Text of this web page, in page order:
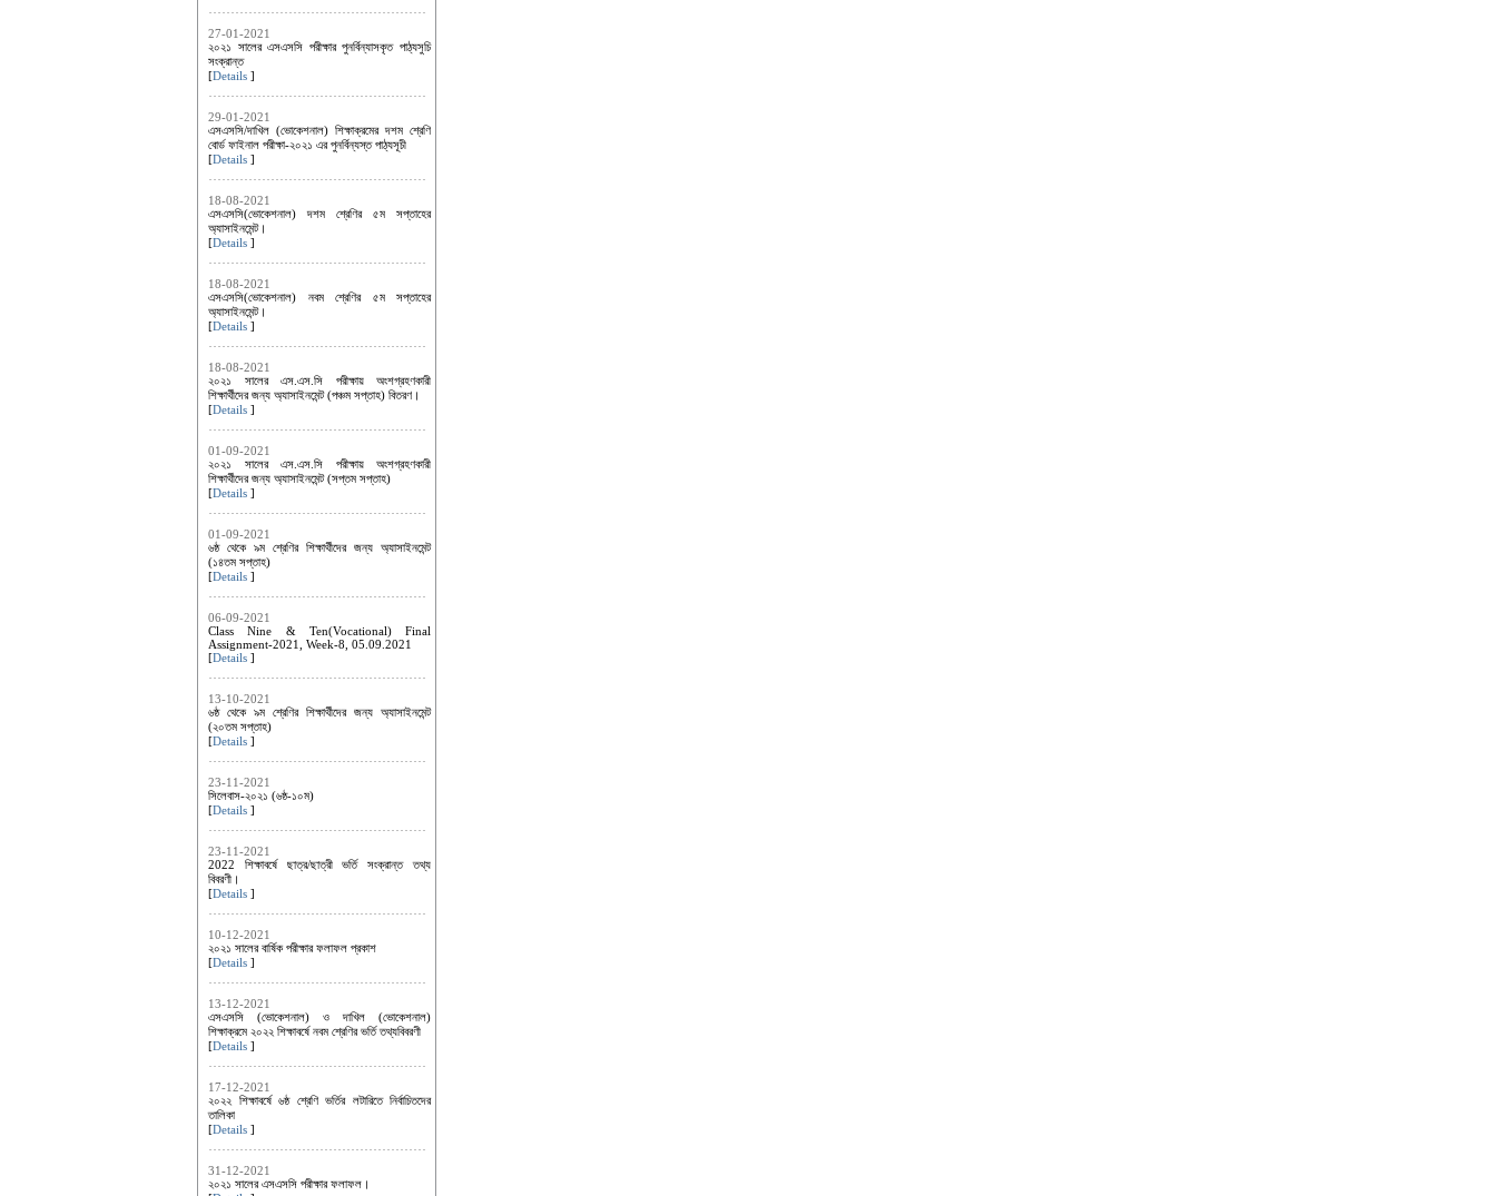
27-01-2021
২০২১ সালের এসএসসি পরীক্ষার পুনর্বিন্যাসকৃত পাঠ্যসুচি
সংক্রান্ত
[Details ]
29-01-2021
এসএসসি/দাখিল (ভোকেশনাল) শিক্ষাক্রমের দশম শ্রেণি
বোর্ড ফাইনাল পরীক্ষা-২০২১ এর পুনর্বিন্যস্ত পাঠ্যসূচী
[Details ]
18-08-2021
এসএসসি(ভোকেশনাল) দশম শ্রেণির ৫ম সপ্তাহের
অ্যাসাইনমেন্ট।
[Details ]
18-08-2021
এসএসসি(ভোকেশনাল) নবম শ্রেণির ৫ম সপ্তাহের
অ্যাসাইনমেন্ট।
[Details ]
18-08-2021
২০২১ সালের এস.এস.সি পরীক্ষায় অংশগ্রহণকারী
শিক্ষার্থীদের জন্য অ্যাসাইনমেন্ট (পঞ্চম সপ্তাহ) বিতরণ।
[Details ]
01-09-2021
২০২১ সালের এস.এস.সি পরীক্ষায় অংশগ্রহণকারী
শিক্ষার্থীদের জন্য অ্যাসাইনমেন্ট (সপ্তম সপ্তাহ)
[Details ]
01-09-2021
৬ষ্ঠ থেকে ৯ম শ্রেণির শিক্ষার্থীদের জন্য অ্যাসাইনমেন্ট
(১৪তম সপ্তাহ)
[Details ]
06-09-2021
Class Nine & Ten(Vocational) Final
Assignment-2021, Week-8, 05.09.2021
[Details ]
13-10-2021
৬ষ্ঠ থেকে ৯ম শ্রেণির শিক্ষার্থীদের জন্য অ্যাসাইনমেন্ট
(২০তম সপ্তাহ)
[Details ]
23-11-2021
সিলেবাস-২০২১ (৬ষ্ঠ-১০ম)
[Details ]
23-11-2021
2022 শিক্ষাবর্ষে ছাত্র/ছাত্রী ভর্তি সংক্রান্ত তথ্য
বিবরণী।
[Details ]
10-12-2021
২০২১ সালের বার্ষিক পরীক্ষার ফলাফল প্রকাশ
[Details ]
13-12-2021
এসএসসি (ভোকেশনাল) ও দাখিল (ভোকেশনাল)
শিক্ষাক্রমে ২০২২ শিক্ষাবর্ষে নবম শ্রেণির ভর্তি তথ্যবিবরণী
[Details ]
17-12-2021
২০২২ শিক্ষাবর্ষে ৬ষ্ঠ শ্রেণি ভর্তির লটারিতে নির্বাচিতদের
তালিকা
[Details ]
31-12-2021
২০২১ সালের এসএসসি পরীক্ষার ফলাফল।